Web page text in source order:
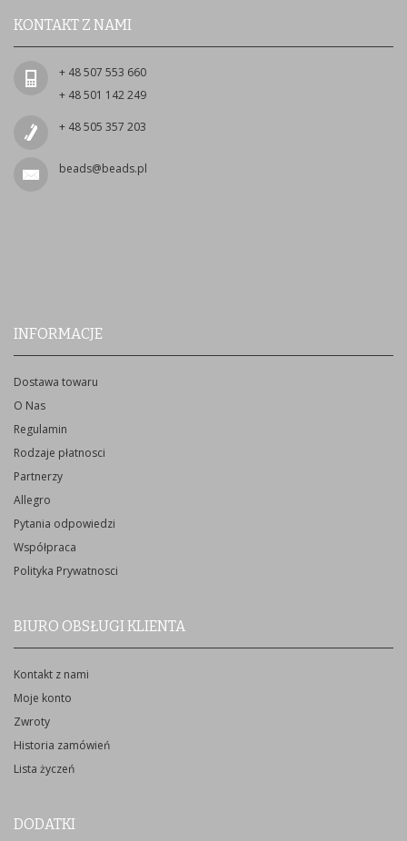
KONTAKT Z NAMI
+ 48 507 553 660
+ 48 501 142 249
+ 48 505 357 203
beads@beads.pl
INFORMACJE
Dostawa towaru
O Nas
Regulamin
Rodzaje płatnosci
Partnerzy
Allegro
Pytania odpowiedzi
Współpraca
Polityka Prywatnosci
BIURO OBSŁUGI KLIENTA
Kontakt z nami
Moje konto
Zwroty
Historia zamówień
Lista życzeń
DODATKI